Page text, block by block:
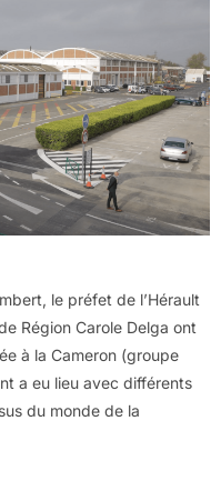
le préfet de l’Hérault
Région Carole Delga ont
à la Cameron (groupe
a eu lieu avec différents
du monde de la